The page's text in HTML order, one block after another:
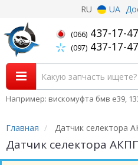
RU UA
(066) 437-17-47
(097) 437-17-47
Например: вискомуфта бмв е39,
Главная Датчик селектора
Датчик селектора